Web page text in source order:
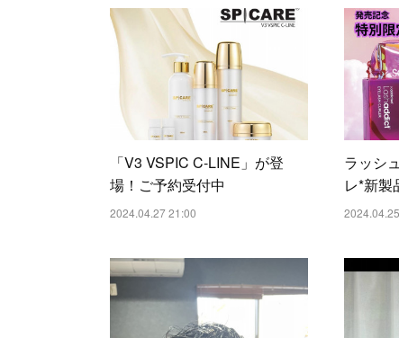
「V3 VSPIC C-LINE」が登
場！ご予約受付中
2024.04.27 21:00
ラッシ
レ*新製